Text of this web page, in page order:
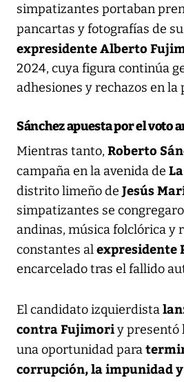
simpatizantes portaban
pancartas y fotografías de
expresidente Alberto
2024, cuya figura continúa
adhesiones y rechazos en
Sánchez apuesta por el voto
Mientras tanto, Roberto
campaña en la avenida de
distrito limeño de Jesús
simpatizantes se
andinas, música folclórica y
constantes alexpresidente
encarcelado tras el fallido
El candidato izquierdista
contraFujimoriy presentó
una oportunidad para
corrupción, la impunidad